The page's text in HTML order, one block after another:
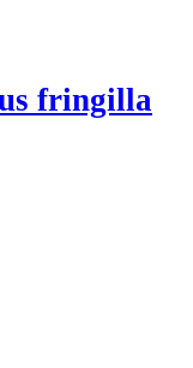
fringilla